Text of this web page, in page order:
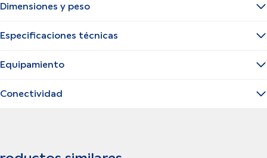
Dimensiones y peso
Especificaciones técnicas
Equipamiento
Conectividad